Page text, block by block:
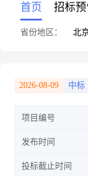
首页 招标预
省份地区： 北
2026-08-09 中标
项目编号
发布时间
投标截止时间